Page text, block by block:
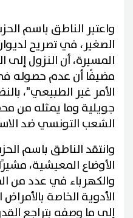
واعتبر الناطق باسم
الصغير، في تصريح
المسيرة، أن النزول
مضيفًا أن عدم حصوله
جويلية وما يمثله من
الشعب التونسي ضد
وانتقد الناطق باسم
الأوضاع المعيشية،
والكهرباء في عدد من
الأدوية الخاصة
إلى ما وصفه بتراجع